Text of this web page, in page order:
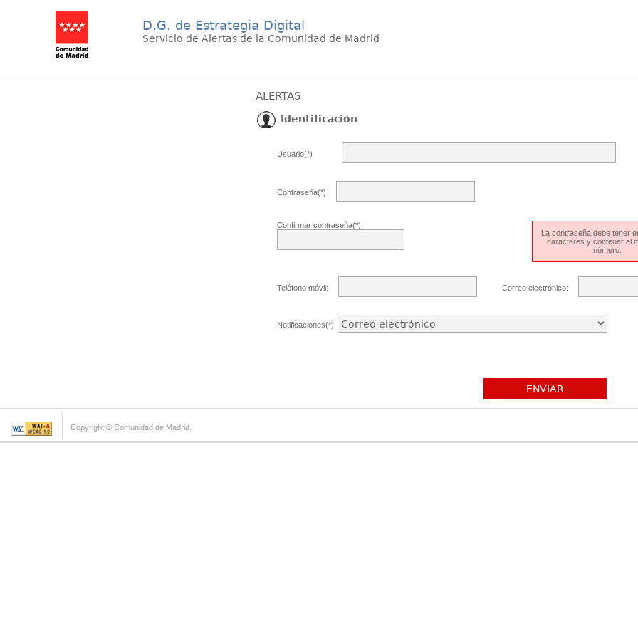
D.G. de Estrategia Digital
Servicio de Alertas de la Comunidad de Madrid
ALERTAS
Identificación
Usuario(*)
Contraseña(*)
Confirmar contraseña(*)
La contraseña debe tener
caracteres y contener al
número.
Teléfono móvil: Correo electrónico:
Notificaciones(*)
ENVIAR
Copyright © Comunidad de Madrid.